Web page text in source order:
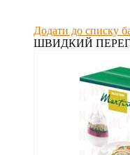
Додати до списку
ШВИДКИЙ